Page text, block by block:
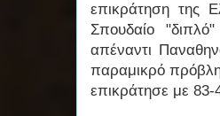
επικράτηση της
Σπουδαίο
απέναντι
παραμικρό
επικράτησε με 83-